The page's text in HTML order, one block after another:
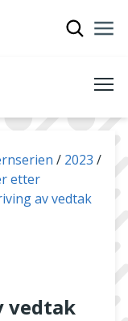
2023
etter
av vedtak
vedtak